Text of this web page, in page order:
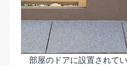
部屋のドアに設置されて